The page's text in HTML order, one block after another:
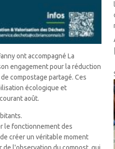
ont accompagné La
engagement pour la réduction
compostage partagé. Ces
écologique et
août.
le fonctionnement des
créer un véritable moment